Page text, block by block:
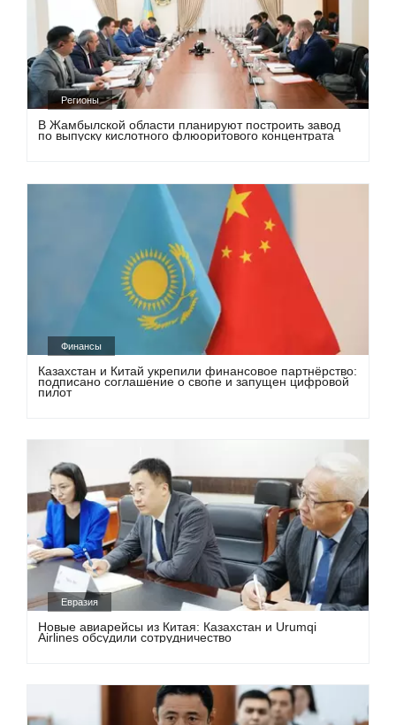
Регионы
В Жамбылской области планируют построить завод
по выпуску кислотного флюоритового концентрата
Финансы
Казахстан и Китай укрепили финансовое партнёрство:
подписано соглашение о свопе и запущен цифровой
пилот
Евразия
Новые авиарейсы из Китая: Казахстан и Urumqi
Airlines обсудили сотрудничество